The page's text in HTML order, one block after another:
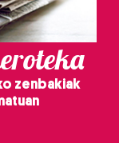
zenbakiak